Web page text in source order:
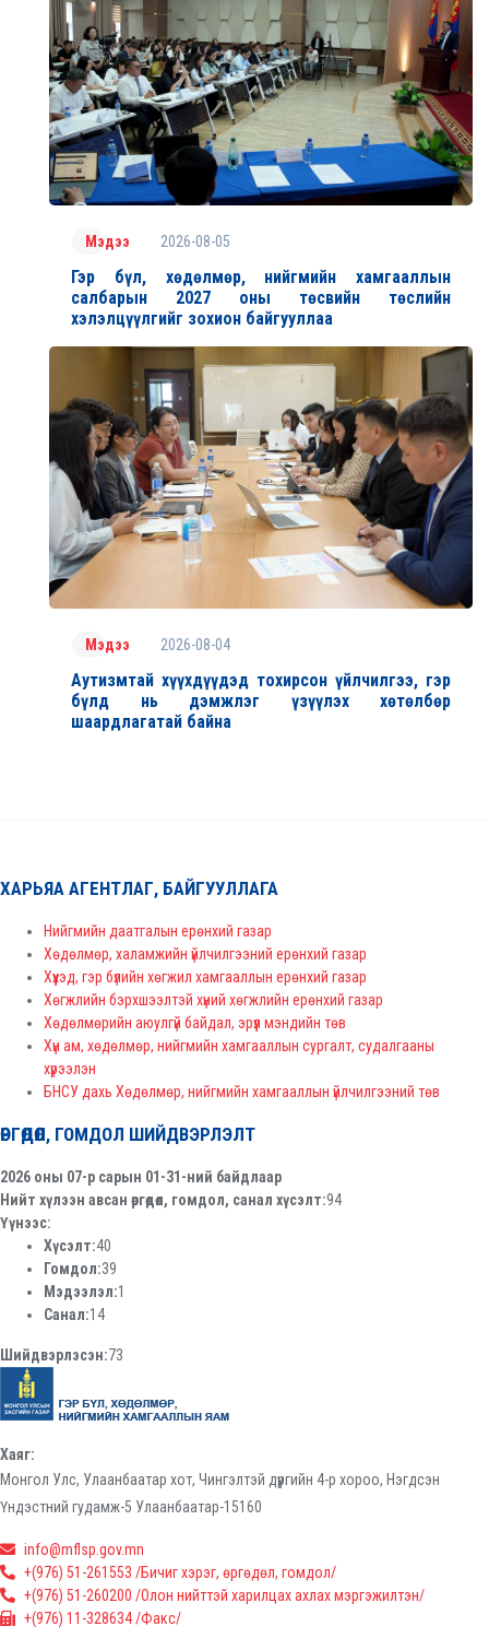
Мэдээ 2026-08-05
Гэр бүл, хөдөлмөр, нийгмийн хамгааллын
салбарын 2027 оны төсвийн төслийн
хэлэлцүүлгийг зохион байгууллаа
Мэдээ 2026-08-04
Аутизмтай хүүхдүүдэд тохирсон үйлчилгээ, гэр
бүлд нь дэмжлэг үзүүлэх хөтөлбөр
шаардлагатай байна
ХАРЬЯА АГЕНТЛАГ, БАЙГУУЛЛАГА
Нийгмийн даатгалын ерөнхий газар
Хөдөлмөр, халамжийн үйлчилгээний ерөнхий газар
Хүүхэд, гэр бүлийн хөгжил хамгааллын ерөнхий газар
Хөгжлийн бэрхшээлтэй хүний хөгжлийн ерөнхий газар
Хөдөлмөрийн аюулгүй байдал, эрүүл мэндийн төв
Хүн ам, хөдөлмөр, нийгмийн хамгааллын сургалт, судалгааны
хүрээлэн
БНСУ дахь Хөдөлмөр, нийгмийн хамгааллын үйлчилгээний төв
ӨРГӨДӨЛ, ГОМДОЛ ШИЙДВЭРЛЭЛТ
2026 оны 07-р сарын 01-31-ний байдлаар
Нийт хүлээн авсан өргөдөл, гомдол, санал хүсэлт:94
Үүнээс:
Хүсэлт:40
Гомдол:39
Мэдээлэл:1
Санал:14
Шийдвэрлэсэн:73
Хаяг:
Монгол Улс, Улаанбаатар хот, Чингэлтэй дүүргийн 4-р хороо, Нэгдсэн
Үндэстний гудамж-5 Улаанбаатар-15160
info@mflsp.gov.mn
+(976) 51-261553 /Бичиг хэрэг, өргөдөл, гомдол/
+(976) 51-260200 /Олон нийттэй харилцах ахлах мэргэжилтэн/
+(976) 11-328634 /Факс/